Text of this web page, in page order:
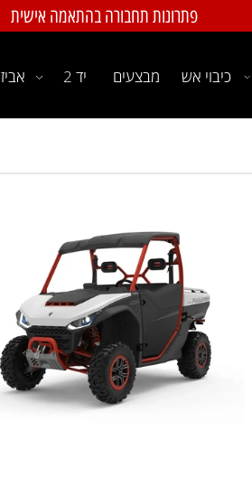
פתרונות תחבורה בהתאמה אישית
כיבוי אש מבצעים אביזרים